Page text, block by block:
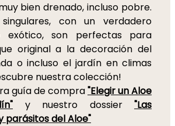
bien drenado, incluso pobre.
con un verdadero
exótico, son perfectas para
original a la decoración del
o incluso el jardín en climas
nuestra colección!
guía de compra"Elegir un Aloe
y nuestro dossier "Las
parásitos del Aloe"